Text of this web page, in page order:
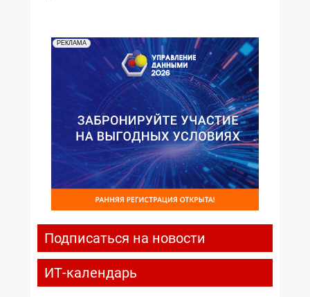
РЕКЛАМА
Подписаться на новости
ИТ-календарь